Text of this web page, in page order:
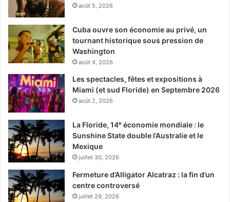
août 5, 2026
Cuba ouvre son économie au privé, un
tournant historique sous pression de
Washington
août 4, 2026
Les spectacles, fêtes et expositions à
Miami (et sud Floride) en Septembre 2026
août 2, 2026
La Floride, 14ᵉ économie mondiale : le
Sunshine State double l’Australie et le
Mexique
juillet 30, 2026
Fermeture d’Alligator Alcatraz : la fin d’un
centre controversé
juillet 29, 2026